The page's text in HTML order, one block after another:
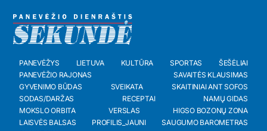
PANEVĖŽYS LIETUVA KULTŪRA SPORTAS
ŠEŠĖLIAI
PANEVĖŽIO RAJONAS
SAVAITĖS KLAUSIMAS
GYVENIMO BŪDAS
SVEIKATA
SKAITINIAI ANT SOFOS
SODAS/DARŽAS
RECEPTAI
NAMŲ GIDAS
MOKSLO ORBITA
VERSLAS
HIGSO BOZONŲ ZONA
LAISVĖS BALSAS
PROFILIS_JAUNI
SAUGUMO BAROMETRAS